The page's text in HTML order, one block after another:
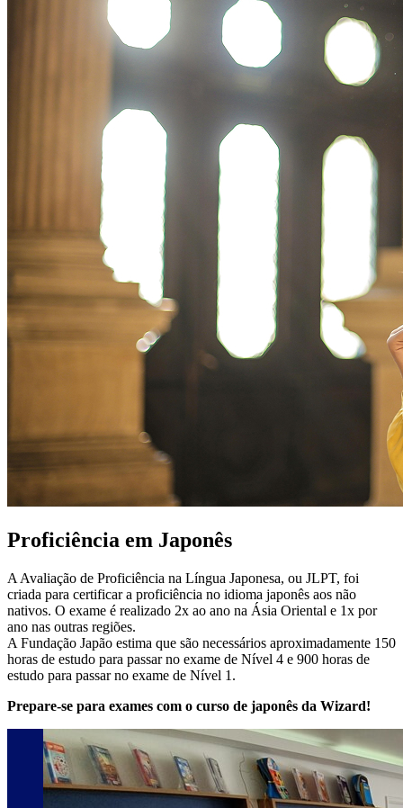
Proficiência em Japonês
A Avaliação de Proficiência na Língua Japonesa, ou JLPT, foi
criada para certificar a proficiência no idioma japonês aos não
nativos. O exame é realizado 2x ao ano na Ásia Oriental e 1x por
ano nas outras regiões.
A Fundação Japão estima que são necessários aproximadamente 150
horas de estudo para passar no exame de Nível 4 e 900 horas de
estudo para passar no exame de Nível 1.
Prepare-se para exames com o curso de japonês da Wizard!